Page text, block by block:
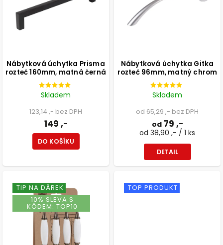
Nábytková úchytka Prisma
rozteč 160mm, matná černá
Skladem
123,14 ,- bez DPH
149 ,-
DO KOŠÍKU
Nábytková úchytka Gitka
rozteč 96mm, matný chrom
Skladem
od 65,29 ,- bez DPH
od79 ,-
od 38,90 ,- / 1 ks
DETAIL
TIP NA DÁREK
10% SLEVA S
KÓDEM: TOP10
TOP PRODUKT